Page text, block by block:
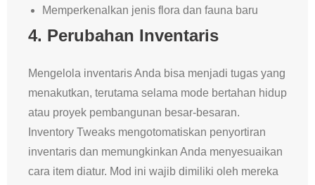
Memperkenalkan jenis flora dan fauna baru
4. Perubahan Inventaris
Mengelola inventaris Anda bisa menjadi tugas yang
menakutkan, terutama selama mode bertahan hidup
atau proyek pembangunan besar-besaran.
Inventory Tweaks mengotomatiskan penyortiran
inventaris dan memungkinkan Anda menyesuaikan
cara item diatur. Mod ini wajib dimiliki oleh mereka